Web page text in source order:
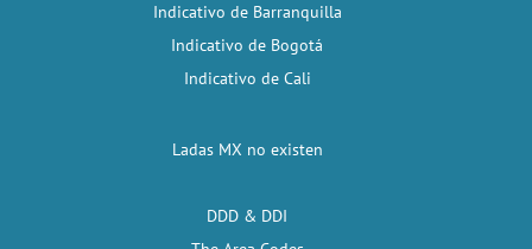
Indicativo de Barranquilla
Indicativo de Bogotá
Indicativo de Cali
Ladas MX no existen
DDD & DDI